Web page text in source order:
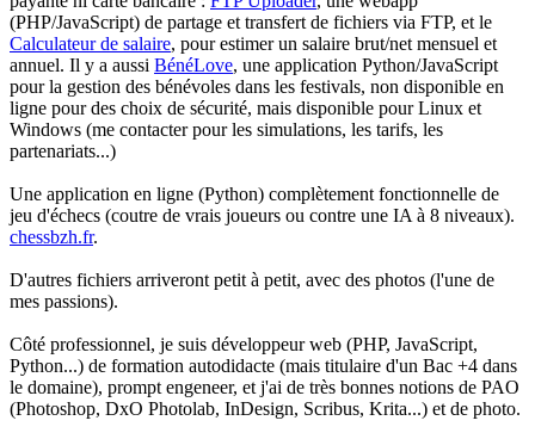
(PHP/JavaScript) de partage et transfert de fichiers via FTP, et le
Calculateur de salaire, pour estimer un salaire brut/net mensuel et
annuel. Il y a aussi BénéLove, une application Python/JavaScript
pour la gestion des bénévoles dans les festivals, non disponible en
ligne pour des choix de sécurité, mais disponible pour Linux et
Windows (me contacter pour les simulations, les tarifs, les
partenariats...)
Une application en ligne (Python) complètement fonctionnelle de
jeu d'échecs (coutre de vrais joueurs ou contre une IA à 8 niveaux).
chessbzh.fr.
D'autres fichiers arriveront petit à petit, avec des photos (l'une de
mes passions).
Côté professionnel, je suis développeur web (PHP, JavaScript,
Python...) de formation autodidacte (mais titulaire d'un Bac +4 dans
le domaine), prompt engeneer, et j'ai de très bonnes notions de PAO
(Photoshop, DxO Photolab, InDesign, Scribus, Krita...) et de photo.